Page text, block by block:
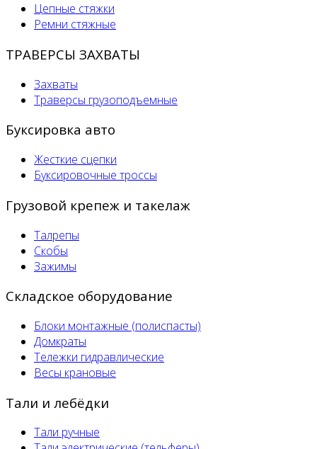
Цепные стяжки
Ремни стяжные
ТРАВЕРСЫ ЗАХВАТЫ
Захваты
Траверсы грузоподъемные
Буксировка авто
Жесткие сцепки
Буксировочные троссы
Грузовой крепеж и такелаж
Талрепы
Скобы
Зажимы
Складское оборудование
Блоки монтажные (полиспасты)
Домкраты
Тележки гидравлические
Весы крановые
Тали и лебёдки
Тали ручные